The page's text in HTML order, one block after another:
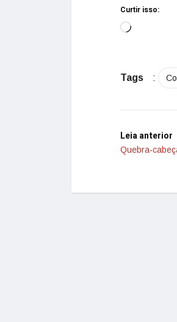
Curtir isso:
Tags :
Leia anterior
Quebra-